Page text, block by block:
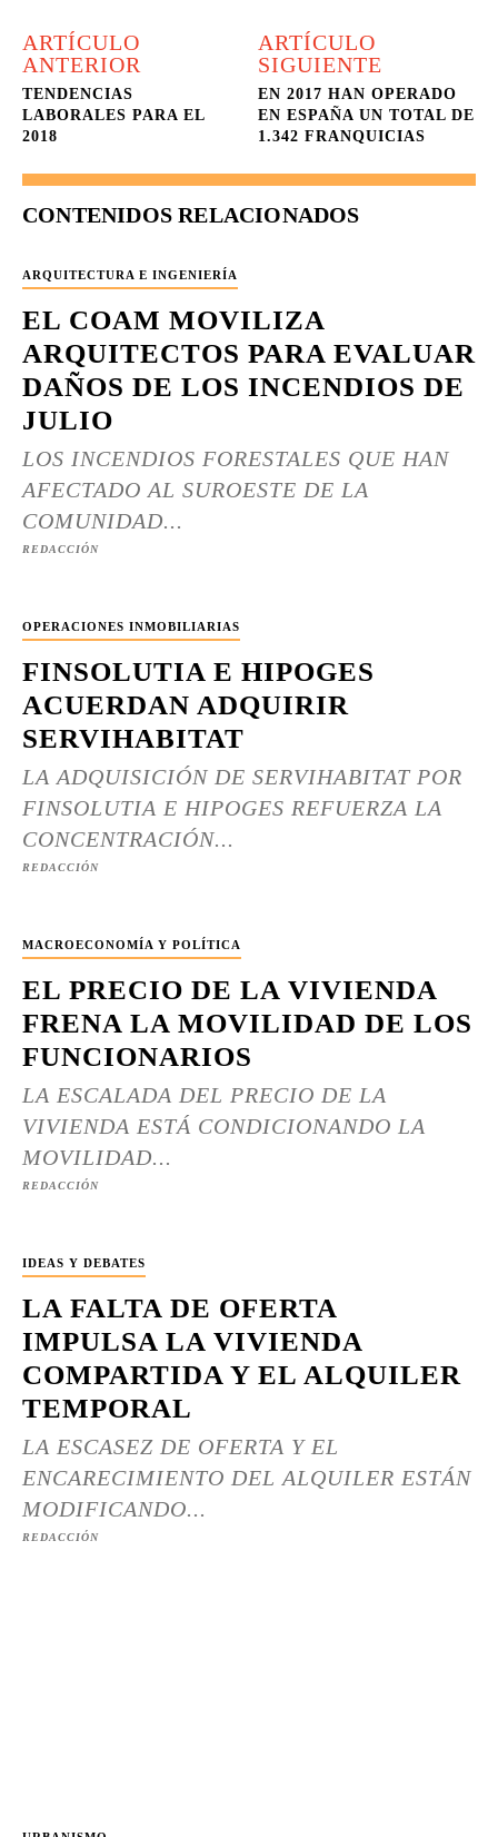
ARTÍCULO
ANTERIOR
TENDENCIAS
LABORALES PARA EL
2018
ARTÍCULO
SIGUIENTE
EN 2017 HAN OPERADO
EN ESPAÑA UN TOTAL DE
1.342 FRANQUICIAS
CONTENIDOS RELACIONADOS
ARQUITECTURA E INGENIERÍA
EL COAM MOVILIZA
ARQUITECTOS PARA EVALUAR
DAÑOS DE LOS INCENDIOS DE
JULIO
LOS INCENDIOS FORESTALES QUE HAN
AFECTADO AL SUROESTE DE LA
COMUNIDAD...
REDACCIÓN
OPERACIONES INMOBILIARIAS
FINSOLUTIA E HIPOGES
ACUERDAN ADQUIRIR
SERVIHABITAT
LA ADQUISICIÓN DE SERVIHABITAT POR
FINSOLUTIA E HIPOGES REFUERZA LA
CONCENTRACIÓN...
REDACCIÓN
MACROECONOMÍA Y POLÍTICA
EL PRECIO DE LA VIVIENDA
FRENA LA MOVILIDAD DE LOS
FUNCIONARIOS
LA ESCALADA DEL PRECIO DE LA
VIVIENDA ESTÁ CONDICIONANDO LA
MOVILIDAD...
REDACCIÓN
IDEAS Y DEBATES
LA FALTA DE OFERTA
IMPULSA LA VIVIENDA
COMPARTIDA Y EL ALQUILER
TEMPORAL
LA ESCASEZ DE OFERTA Y EL
ENCARECIMIENTO DEL ALQUILER ESTÁN
MODIFICANDO...
REDACCIÓN